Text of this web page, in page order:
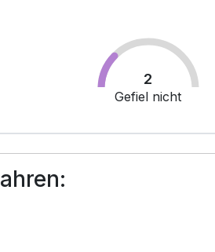
2
Gefiel nicht